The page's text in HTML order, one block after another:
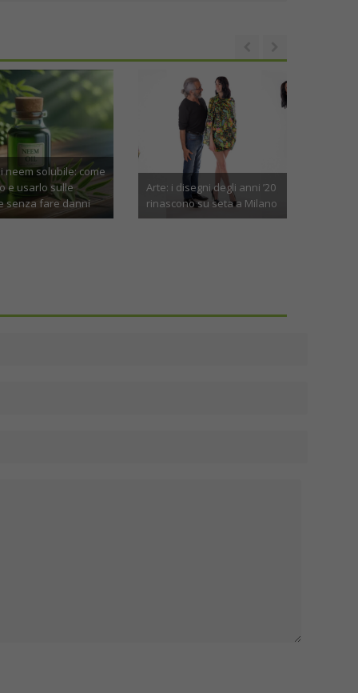
Arte: i disegni degli anni ’20
rinascono su seta a Milano
Stipendi docenti 2026:
aumenti, differenze per
grado e cosa cambia
davvero